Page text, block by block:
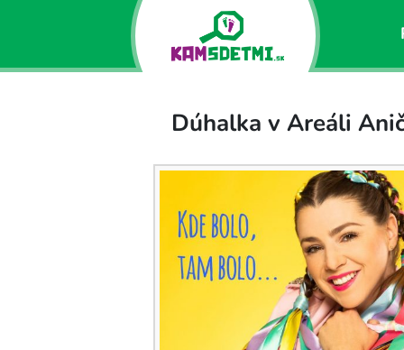
Dúhalka v Areáli